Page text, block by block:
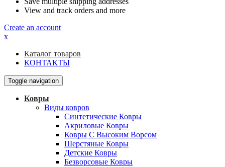
View and track orders and more
Create an account
x
Каталог товаров
КОНТАКТЫ
Toggle navigation
Ковры
Виды ковров
Синтетические Ковры
Акриловые Ковры
Ковры С Высоким Ворсом
Шерстяные Ковры
Детские Ковры
Безворсовые Ковры